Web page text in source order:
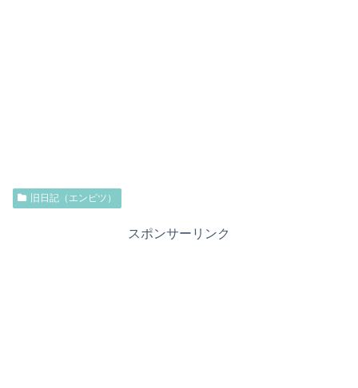
旧日記（エンピツ）
スポンサーリンク